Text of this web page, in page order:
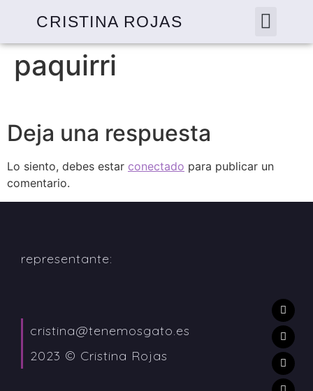
CRISTINA ROJAS
paquirri
Deja una respuesta
Lo siento, debes estar conectado para publicar un
comentario.
representante:
cristina@tenemosgato.es
2023 © Cristina Rojas